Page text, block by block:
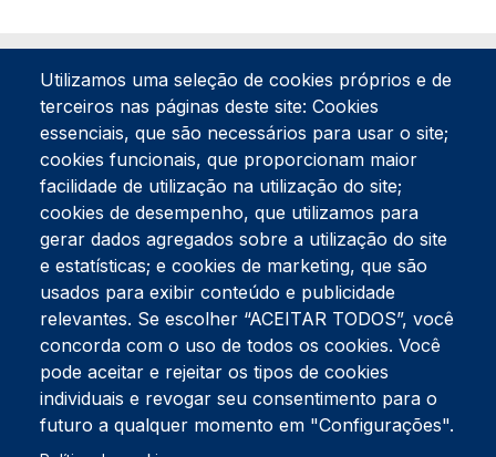
Tel:234 390 100 Fax:234 390 100
Endereço Postal
Apartado 42
Rua Gil Eanes 31
3834-908 Gafanha da Nazaré
Estúdios
Rua Prior Guerra
Edifício do Centro Cultural da Gafanha da Nazaré
3830-556 Gafanha da Nazaré
Utilizamos uma seleção de cookies próprios e de
terceiros nas páginas deste site: Cookies
essenciais, que são necessários para usar o site;
cookies funcionais, que proporcionam maior
facilidade de utilização na utilização do site;
cookies de desempenho, que utilizamos para
gerar dados agregados sobre a utilização do site
e estatísticas; e cookies de marketing, que são
usados para exibir conteúdo e publicidade
relevantes. Se escolher “ACEITAR TODOS”, você
concorda com o uso de todos os cookies. Você
pode aceitar e rejeitar os tipos de cookies
individuais e revogar seu consentimento para o
futuro a qualquer momento em "Configurações".